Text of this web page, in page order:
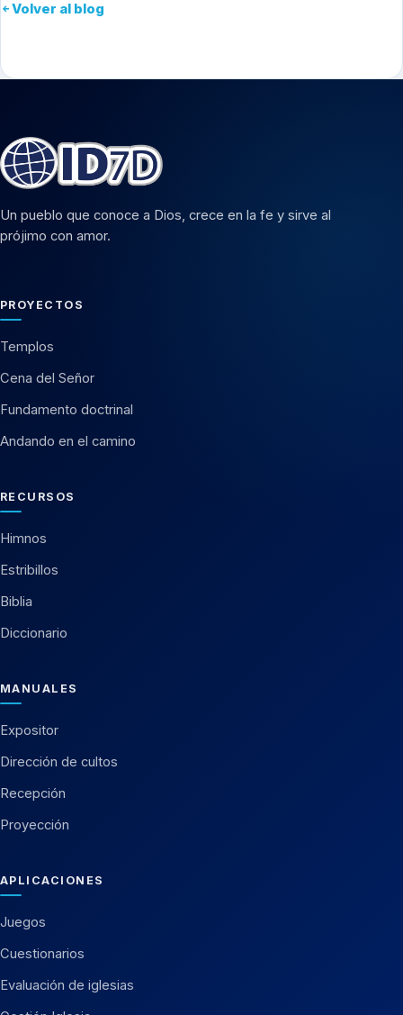
Volver al blog
Un pueblo que conoce a Dios, crece en la fe y sirve al
prójimo con amor.
PROYECTOS
Templos
Cena del Señor
Fundamento doctrinal
Andando en el camino
RECURSOS
Himnos
Estribillos
Biblia
Diccionario
MANUALES
Expositor
Dirección de cultos
Recepción
Proyección
APLICACIONES
Juegos
Cuestionarios
Evaluación de iglesias